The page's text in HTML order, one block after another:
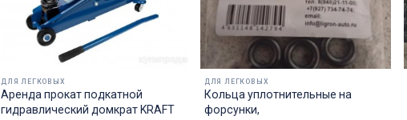
ДЛЯ ЛЕГКОВЫХ
Аренда прокат подкатной
гидравлический домкрат KRAFT
ДЛЯ ЛЕГКОВЫХ
Кольца уплотнительные на
форсунки,